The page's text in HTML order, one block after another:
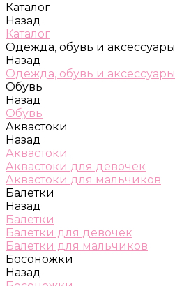
Каталог
Назад
Каталог
Одежда, обувь и аксессуары
Назад
Одежда, обувь и аксессуары
Обувь
Назад
Обувь
Аквастоки
Назад
Аквастоки
Аквастоки для девочек
Аквастоки для мальчиков
Балетки
Назад
Балетки
Балетки для девочек
Балетки для мальчиков
Босоножки
Назад